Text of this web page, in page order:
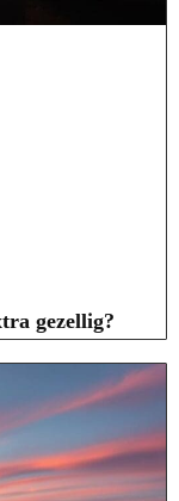
gezellig?